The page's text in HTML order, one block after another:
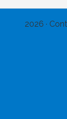
2026 ·